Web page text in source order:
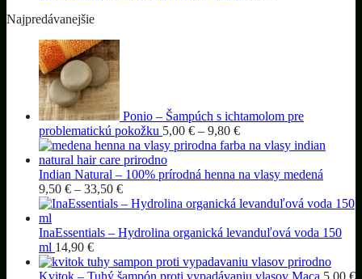
Najpredávanejšie
Ponio – Šampúch s ichtamolom pre
problematickú pokožku 5,00 € – 9,80 €Price
range:
through
Indian Natural – 100% prírodná henna na vlasy medená
9,50 € – 33,50 €Price
range:
through
InaEssentials – Hydrolina organická levanduľová voda 150
ml 14,90 €